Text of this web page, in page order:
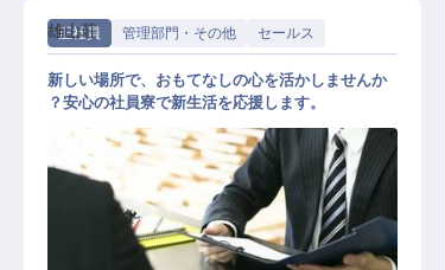
正社員 管理部門・その他 セールス
雄山荘
新しい場所で、おもてなしの心を活かしませんか
？安心の社員寮で新生活を応援します。